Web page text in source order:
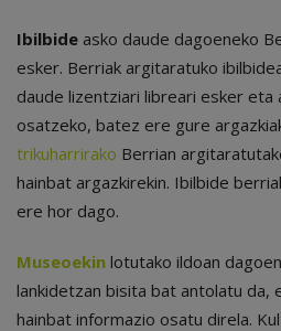
Ibilbide asko daude dagoeneko
esker. Berriak argitaratuko
daude lizentziari libreari esker eta
osatzeko, batez ere gure
trikuharrirako Berrian
hainbat argazkirekin. Ibilbide
ere hor dago.
Museoekin lotutako ildoan
lankidetzan bisita bat antolatu da,
hainbat informazio osatu direla.